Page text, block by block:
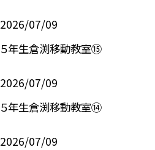
2026/07/09
５年生倉渕移動教室⑮
2026/07/09
５年生倉渕移動教室⑭
2026/07/09